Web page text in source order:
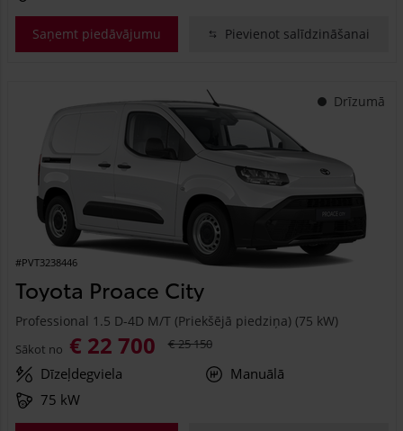
Saņemt piedāvājumu Pievienot salīdzināšanai
Drīzumā
#PVT3238446
Toyota Proace City
Professional 1.5 D-4D M/T (Priekšējā piedziņa) (75 kW)
Sākot no € 22 700 € 25 150
Dīzeļdegviela
Manuālā
75 kW